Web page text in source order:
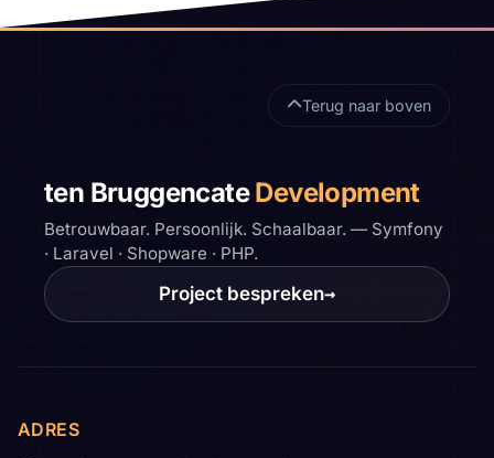
Terug naar boven
ten BruggencateDevelopment
Betrouwbaar. Persoonlijk. Schaalbaar. — Symfony
· Laravel · Shopware · PHP.
Project bespreken→
ADRES